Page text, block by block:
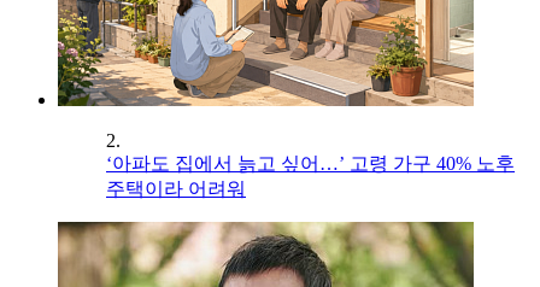
2.
‘아파도 집에서 늙고 싶어…’ 고령 가구 40% 노후
주택이라 어려워